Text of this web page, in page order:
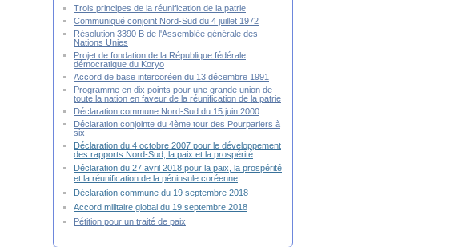
Trois principes de la réunification de la patrie
Communiqué conjoint Nord-Sud du 4 juillet 1972
Résolution 3390 B de l'Assemblée générale des
Nations Unies
Projet de fondation de la République fédérale
démocratique du Koryo
Accord de base intercoréen du 13 décembre 1991
Programme en dix points pour une grande union de
toute la nation en faveur de la réunification de la patrie
Déclaration commune Nord-Sud du 15 juin 2000
Déclaration conjointe du 4ème tour des Pourparlers à
six
Déclaration du 4 octobre 2007 pour le développement
des rapports Nord-Sud, la paix et la prospérité
Déclaration du 27 avril 2018 pour la paix, la prospérité
et la réunification de la péninsule coréenne
Déclaration commune du 19 septembre 2018
Accord militaire global du 19 septembre 2018
Pétition pour un traité de paix